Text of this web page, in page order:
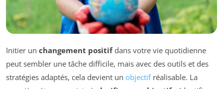
Initier un changement positifdans votre vie quotidienne
peut sembler une tâche difficile, mais avec des outils et des
stratégies adaptés, cela devient un objectifréalisable. La